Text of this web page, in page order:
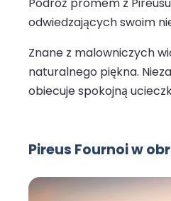
Podróż promem z
odwiedzających swoim
Znane z malowniczych
naturalnego piękna.
obiecuje spokojną
Pireus Fournoi w